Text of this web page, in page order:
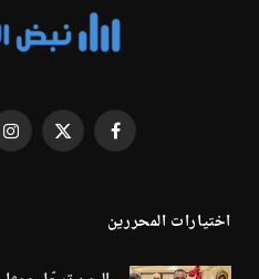
فيسبوك X
اختيارات المحررين